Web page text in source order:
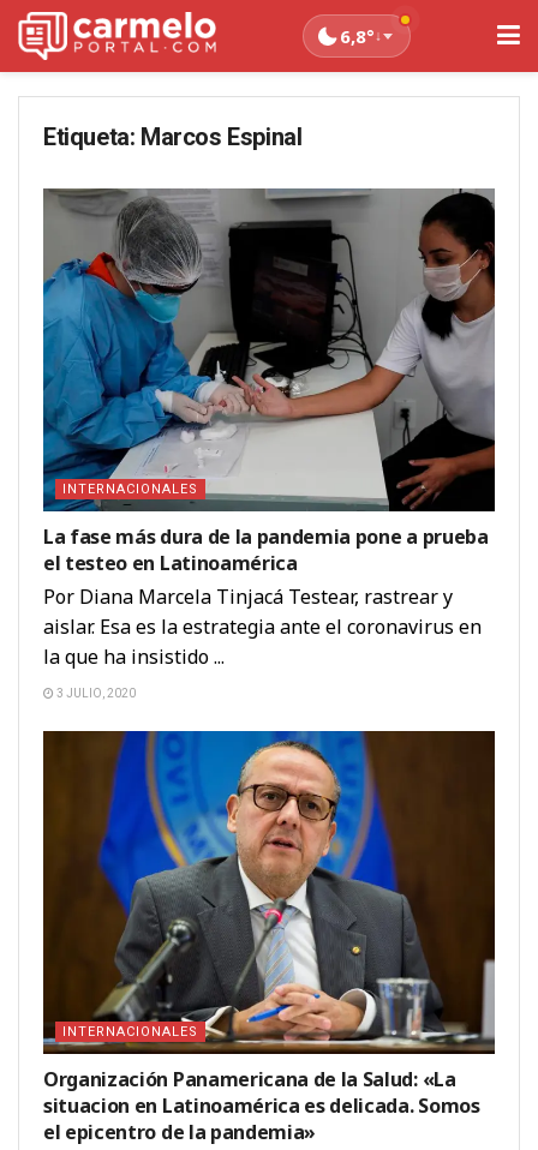
6,8°↓
Etiqueta: Marcos Espinal
INTERNACIONALES
La fase más dura de la pandemia pone a prueba
el testeo en Latinoamérica
Por Diana Marcela Tinjacá Testear, rastrear y
aislar. Esa es la estrategia ante el coronavirus en
la que ha insistido ...
3 JULIO, 2020
INTERNACIONALES
Organización Panamericana de la Salud: «La
situacion en Latinoamérica es delicada. Somos
el epicentro de la pandemia»